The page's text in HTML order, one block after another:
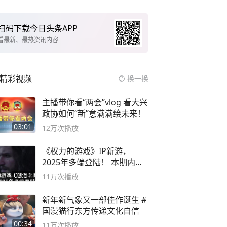
码下载今日头条APP
最新、最热资讯内容
精彩视频 换一换
03:01
主播带你看“两会”vlog 看大兴
政协如何“新”意满满绘未来！
12万次播放
03:51
《权力的游戏》IP新游，
2025年多端登陆！ 本期内容
概要
11万次播放
00:34
新年新气象又一部佳作诞生 #
国漫猫行东方传递文化自信